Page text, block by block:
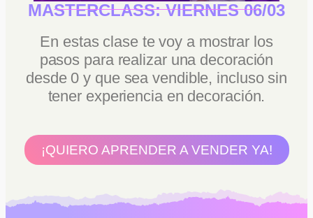
MASTERCLASS:VIERNES 06/03
En estas clase te voy a mostrar los
pasos para realizar una decoración
desde 0 y que sea vendible, incluso sin
tener experiencia en decoración.
¡QUIERO APRENDER A VENDER YA!